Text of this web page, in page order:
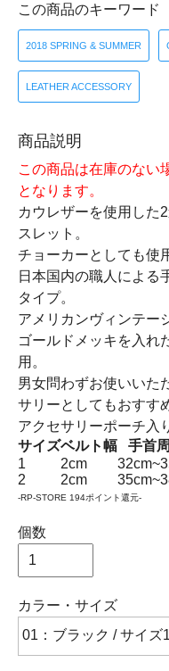
この商品のキーワード
2018 SPRING & SUMMER
LEATHER ACCESSORY
商品説明
この商品は在庫のない
となります。
カウレザーを使用した
スレット。
チョーカーとしても使
日本国内の職人による
タイプ。
アメリカンヴィンテー
ゴールドメッキを入れ
用。
男女問わずお使いいた
サリーとしてもおすす
アクセサリーポーチ入
サイズベルト幅
手首
1
2cm
2
2cm
-RP-STORE 194ポイント還元-
個数
カラー・サイズ